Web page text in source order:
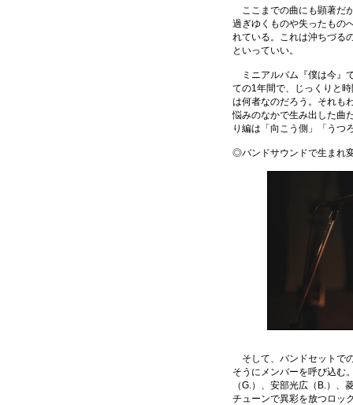
ここまでの曲にも顕著だ
過ぎゆくものや失ったもの
れている。これは沖ちづる
といっていい。
ミニアルバム『僕は今』
ての1年間で、じっくりと
は何者なのだろう。それも
悩みのなかで生み出した曲
り編は「向こう側」「うつ
◎バンドサウンドで生まれ
そして、バンドセットで
そうにメンバーを呼び込む
（G.）、安部光広（B.）
チューンで異彩を放つロッ